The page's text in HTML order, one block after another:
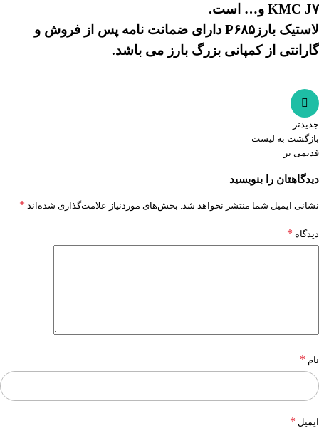
KMC J۷ و… است.
لاستیک بارزP۶۸۵ دارای ضمانت نامه پس از فروش و
گارانتی از کمپانی بزرگ بارز می باشد.
جدیدتر
بازگشت به لیست
قدیمی تر
دیدگاهتان را بنویسید
نشانی ایمیل شما منتشر نخواهد شد. بخش‌های موردنیاز علامت‌گذاری شده‌اند *
دیدگاه *
نام *
ایمیل *